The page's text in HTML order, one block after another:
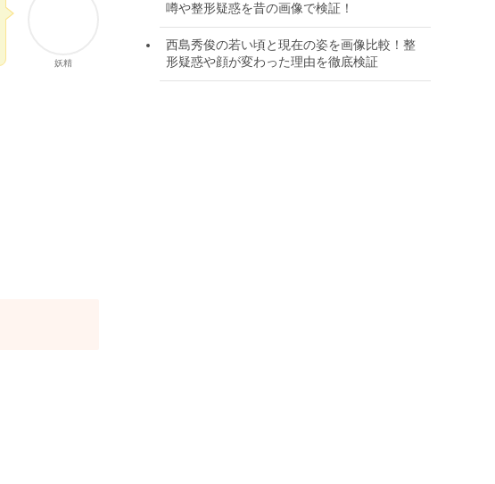
妖精
噂や整形疑惑を昔の画像で検証！
西島秀俊の若い頃と現在の姿を画像比較！整
形疑惑や顔が変わった理由を徹底検証